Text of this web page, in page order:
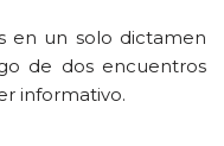
en un solo dictamen
de dos encuentros
informativo.